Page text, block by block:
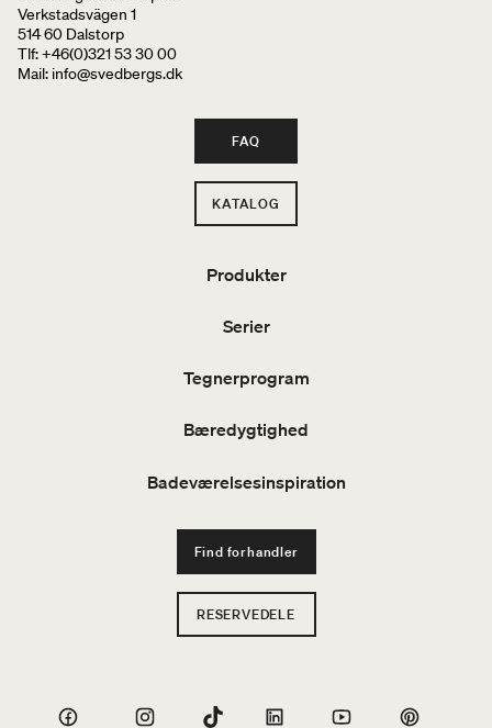
Verkstadsvägen 1
514 60 Dalstorp
Tlf: +46(0)321 53 30 00
Mail: info@svedbergs.dk
FAQ
KATALOG
Produkter
Serier
Tegnerprogram
Bæredygtighed
Badeværelsesinspiration
Find forhandler
RESERVEDELE